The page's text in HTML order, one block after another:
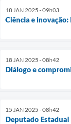
18 JAN 2025 - 09h03
Ciência e
18 JAN 2025 - 08h42
Diálogo e
15 JAN 2025 - 08h42
Deputado